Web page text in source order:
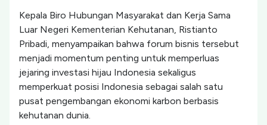
Kepala Biro Hubungan Masyarakat dan Kerja Sama
Luar Negeri Kementerian Kehutanan, Ristianto
Pribadi, menyampaikan bahwa forum bisnis tersebut
menjadi momentum penting untuk memperluas
jejaring investasi hijau Indonesia sekaligus
memperkuat posisi Indonesia sebagai salah satu
pusat pengembangan ekonomi karbon berbasis
kehutanan dunia.